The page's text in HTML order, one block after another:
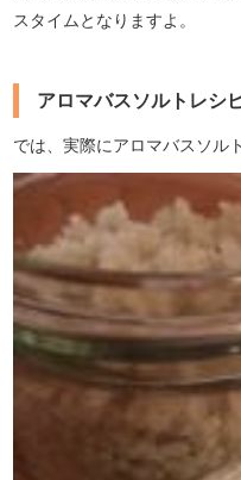
スタイムとなりますよ。
アロマバスソルトレシ
では、実際にアロマバスソル